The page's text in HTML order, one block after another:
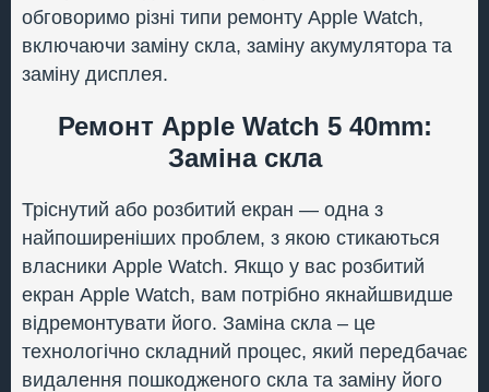
обговоримо різні типи ремонту Apple Watch,
включаючи заміну скла, заміну акумулятора та
заміну дисплея.
Ремонт Apple Watch 5 40mm:
Заміна скла
Тріснутий або розбитий екран — одна з
найпоширеніших проблем, з якою стикаються
власники Apple Watch. Якщо у вас розбитий
екран Apple Watch, вам потрібно якнайшвидше
відремонтувати його. Заміна скла – це
технологічно складний процес, який передбачає
видалення пошкодженого скла та заміну його